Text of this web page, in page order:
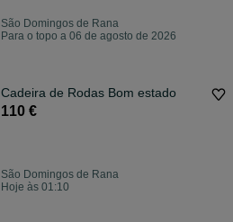
São Domingos de Rana
Para o topo a 06 de agosto de 2026
Cadeira de Rodas Bom estado
110 €
São Domingos de Rana
Hoje às 01:10